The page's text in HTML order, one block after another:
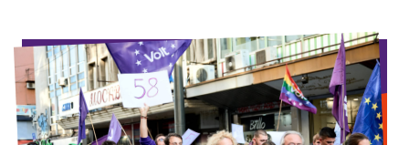
Unterstützungsunterschriften
Mache bei Volt mit!
Deine Spende an Volt Berlin